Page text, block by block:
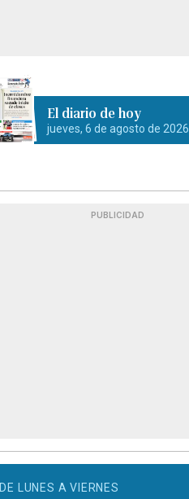
El diario de hoy
jueves, 6 de agosto de 2026
PUBLICIDAD
DE LUNES A VIERNES